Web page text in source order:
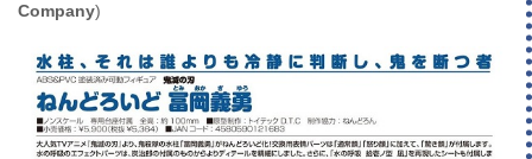
Company)